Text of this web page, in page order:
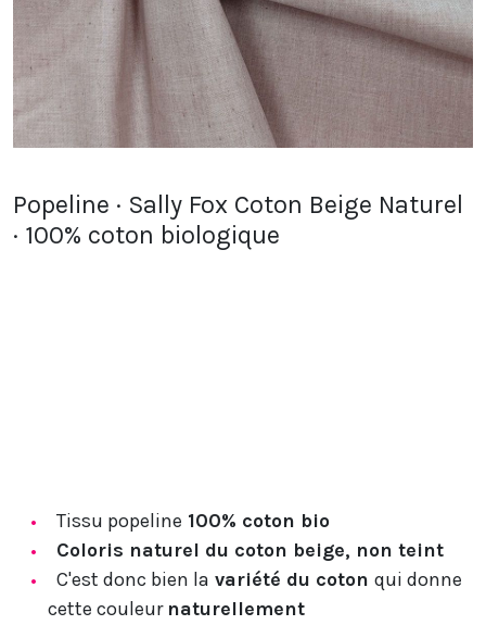
Popeline · Sally Fox Coton Beige Naturel
· 100% coton biologique
Tissu popeline 100% coton bio
Coloris naturel du coton beige, non teint
C'est donc bien la variété du coton qui donne
cette couleur naturellement